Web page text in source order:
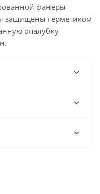
фанеры
защищены герметиком
опалубку